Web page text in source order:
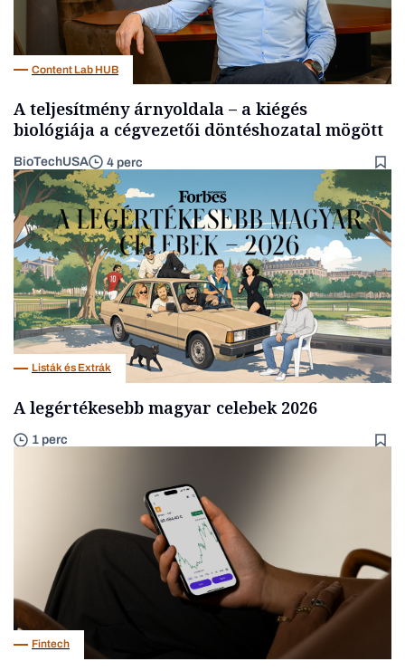
Content Lab HUB
A teljesítmény árnyoldala – a kiégés
biológiája a cégvezetői döntéshozatal mögött
BioTechUSA 4 perc
Listák és Extrák
A legértékesebb magyar celebek 2026
1 perc
Fintech